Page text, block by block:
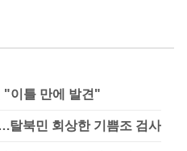
"이틀 만에 발견"
탈북민 회상한 기쁨조 검사